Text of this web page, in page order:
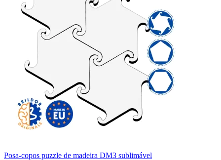
Posa-copos puzzle de madeira DM3 sublimável